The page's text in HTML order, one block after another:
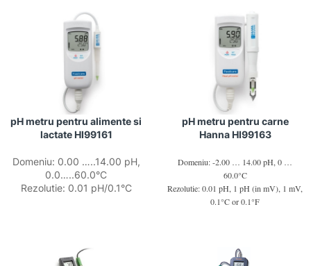
pH metru pentru alimente si
lactate HI99161
Domeniu: 0.00 …..14.00 pH,
0.0…..60.0°C
Rezolutie: 0.01 pH/0.1°C
pH metru pentru carne
Hanna HI99163
Domeniu: -2.00 … 14.00 pH, 0 …
60.0°C
Rezolutie: 0.01 pH, 1 pH (in mV), 1 mV,
0.1°C or 0.1°F